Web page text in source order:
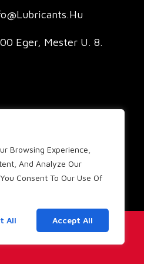
Browsing Experience,
And Analyze Our
Consent To Our Use Of
All Accept All
Eger, Mester U. 8.